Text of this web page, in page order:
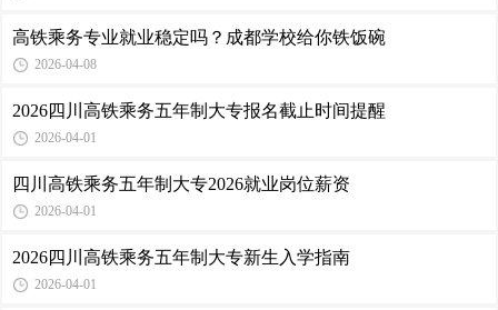
高铁乘务专业就业稳定吗？成都学校给你铁饭碗
2026-04-08
2026四川高铁乘务五年制大专报名截止时间提醒
2026-04-01
四川高铁乘务五年制大专2026就业岗位薪资
2026-04-01
2026四川高铁乘务五年制大专新生入学指南
2026-04-01